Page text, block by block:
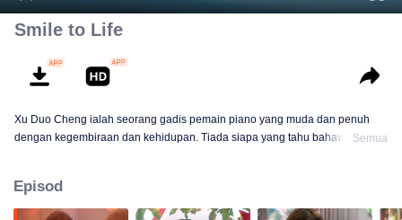
Smile to Life
Xu Duo Cheng ialah seorang gadis pemain piano yang muda dan penuh
dengan kegembiraan dan kehidupan. Tiada siapa yang tahu bahawa ada
akhirnya perlahan-lahan. Disebabkan itu, Duo Cheng memastikan dia akan
menikmati hari-hari yang tinggal dengan sepenuhnya. Tetapi keadaan
Semua
Episod